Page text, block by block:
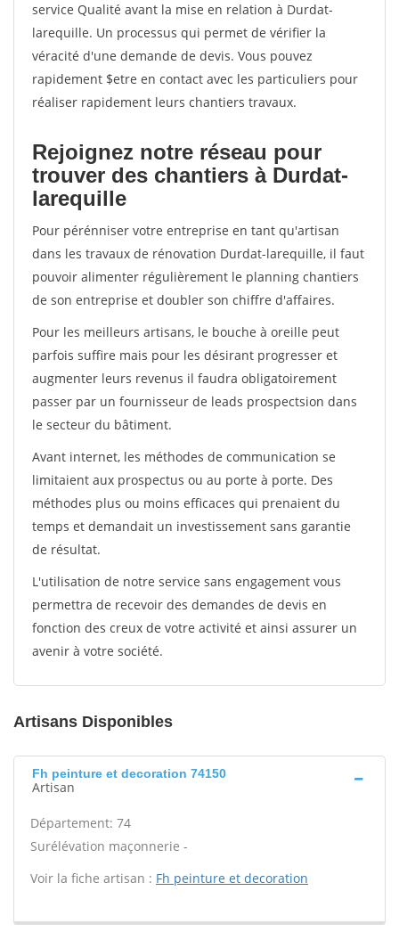
service Qualité avant la mise en relation à Durdat-
larequille. Un processus qui permet de vérifier la
véracité d'une demande de devis. Vous pouvez
rapidement $etre en contact avec les particuliers pour
réaliser rapidement leurs chantiers travaux.
Rejoignez notre réseau pour
trouver des chantiers à Durdat-
larequille
Pour pérénniser votre entreprise en tant qu'artisan
dans les travaux de rénovation Durdat-larequille, il faut
pouvoir alimenter régulièrement le planning chantiers
de son entreprise et doubler son chiffre d'affaires.
Pour les meilleurs artisans, le bouche à oreille peut
parfois suffire mais pour les désirant progresser et
augmenter leurs revenus il faudra obligatoirement
passer par un fournisseur de leads prospectsion dans
le secteur du bâtiment.
Avant internet, les méthodes de communication se
limitaient aux prospectus ou au porte à porte. Des
méthodes plus ou moins efficaces qui prenaient du
temps et demandait un investissement sans garantie
de résultat.
L'utilisation de notre service sans engagement vous
permettra de recevoir des demandes de devis en
fonction des creux de votre activité et ainsi assurer un
avenir à votre société.
Artisans Disponibles
Fh peinture et decoration 74150
Artisan
Département: 74
Surélévation maçonnerie -
Voir la fiche artisan : Fh peinture et decoration